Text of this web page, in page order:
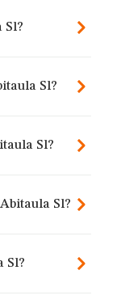
Sl?
Sl?
Sl?
Sl?
Sl?